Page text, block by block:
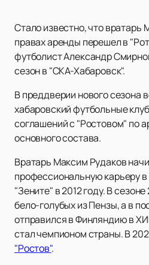
Стало известно, что вратарь
правах аренды перешел в
футболист Александр
сезон в "СКА-Хабаровск".
В преддверии нового сезона
хабаровский футбольные
соглашений с "Ростовом" по
основного состава.
Вратарь Максим Рудаков
профессиональную карьеру
"Зените" в 2012 году. В
бело-голубых из Пензы, а в
отправился в Финляндию в
стал чемпионом страны. В
"Ростов".